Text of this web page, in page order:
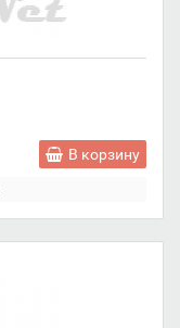
В корзину